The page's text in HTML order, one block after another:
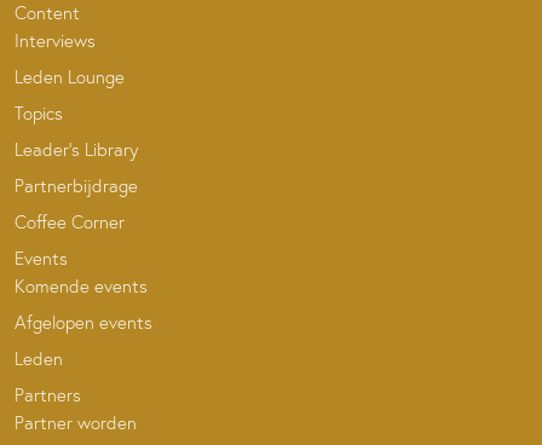
Content
Interviews
Leden Lounge
Topics
Leader’s Library
Partnerbijdrage
Coffee Corner
Events
Komende events
Afgelopen events
Leden
Partners
Partner worden